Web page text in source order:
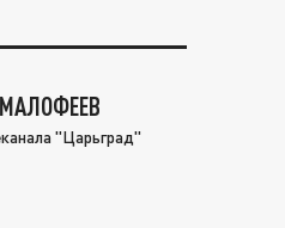
"Царьград"